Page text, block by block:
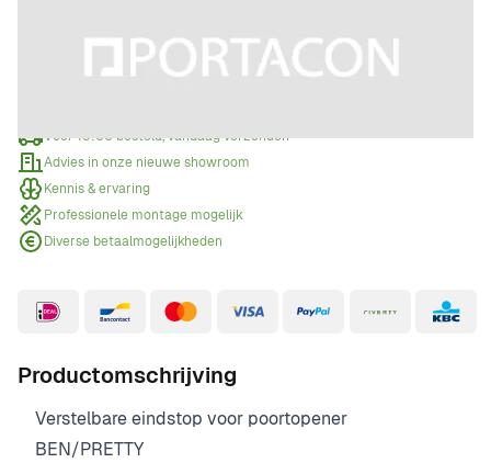
Offerte aanvragen
Wanneer een offerte aanvragen?
Voor 15:00 besteld, vandaag verzonden
Advies in onze nieuwe showroom
Kennis & ervaring
Professionele montage mogelijk
Diverse betaalmogelijkheden
Productomschrijving
Verstelbare eindstop voor poortopener
BEN/PRETTY